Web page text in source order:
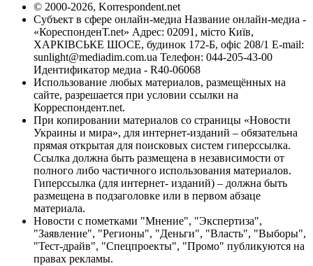
© 2000-2026, Korrespondent.net
Субъект в сфере онлайн-медиа Название онлайн-медиа -
«КореспонденТ.net» Адрес: 02091, місто Київ,
ХАРКІВСЬКЕ ШОСЕ, будинок 172-Б, офіс 208/1 E-mail:
sunlight@mediadim.com.ua Телефон: 044-205-43-00
Идентификатор медиа - R40-06068
Использование любых материалов, размещённых на
сайте, разрешается при условии ссылки на
Корреспондент.net.
При копировании материалов со страницы «Новости
Украины и мира», для интернет-изданий – обязательна
прямая открытая для поисковых систем гиперссылка.
Ссылка должна быть размещена в независимости от
полного либо частичного использования материалов.
Гиперссылка (для интернет- изданий) – должна быть
размещена в подзаголовке или в первом абзаце
материала.
Новости с пометками "Мнение", "Экспертиза",
"Заявление", "Регионы", "Деньги", "Власть", "Выборы",
"Тест-драйв", "Спецпроекты", "Промо" публикуются на
правах рекламы.